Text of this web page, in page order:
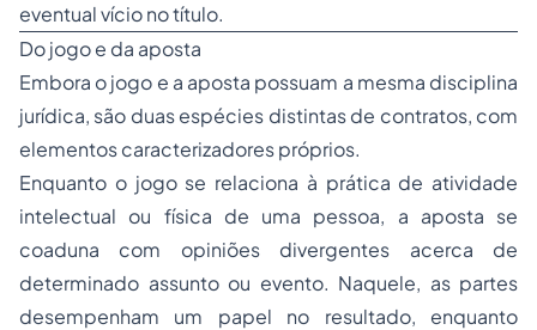
eventual vício no título.
Do jogo e da aposta
Embora o jogo e a aposta possuam a mesma disciplina
jurídica, são duas espécies distintas de contratos, com
elementos caracterizadores próprios.
Enquanto o jogo se relaciona à prática de atividade
intelectual ou física de uma pessoa, a aposta se
coaduna com opiniões divergentes acerca de
determinado assunto ou evento. Naquele, as partes
desempenham um papel no resultado, enquanto